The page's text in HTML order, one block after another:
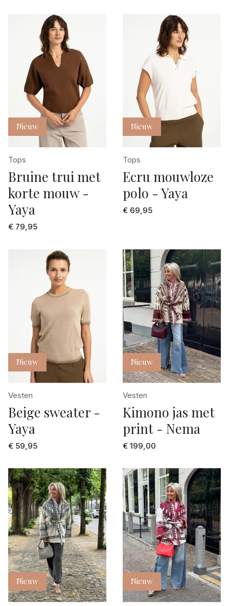
Yaya
Nieuw
Tops
Bruine trui met
korte mouw -
Yaya
€ 79,95
Nieuw
Tops
Ecru mouwloze
polo - Yaya
€ 69,95
Nieuw
Vesten
Beige sweater -
Yaya
€ 59,95
Nieuw
Vesten
Kimono jas met
print - Nema
€ 199,00
Nieuw Nieuw